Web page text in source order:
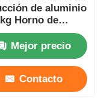
de aluminio
Horno de
de vacío
Mejor precio
Contacto